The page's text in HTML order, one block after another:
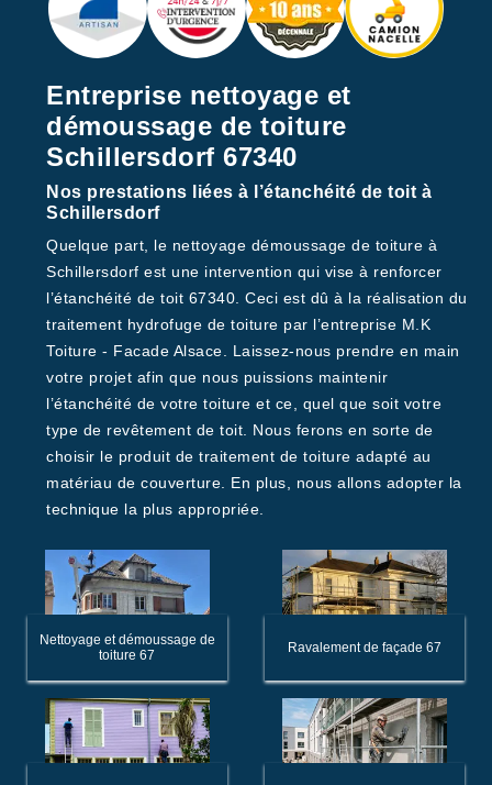
Entreprise nettoyage et
démoussage de toiture
Schillersdorf 67340
Nos prestations liées à l’étanchéité de toit à
Schillersdorf
Quelque part, le nettoyage démoussage de toiture à
Schillersdorf est une intervention qui vise à renforcer
l’étanchéité de toit 67340. Ceci est dû à la réalisation du
traitement hydrofuge de toiture par l’entreprise M.K
Toiture - Facade Alsace. Laissez-nous prendre en main
votre projet afin que nous puissions maintenir
l’étanchéité de votre toiture et ce, quel que soit votre
type de revêtement de toit. Nous ferons en sorte de
choisir le produit de traitement de toiture adapté au
matériau de couverture. En plus, nous allons adopter la
technique la plus appropriée.
Nettoyage et démoussage de
toiture 67
Ravalement de façade 67